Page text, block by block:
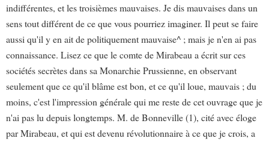
indifférentes, et les troisièmes mauvaises. Je dis mauvaises dans un
sens tout différent de ce que vous pourriez imaginer. Il peut se faire
aussi qu'il y en ait de politiquement mauvaise^ ; mais je n'en ai pas
connaissance. Lisez ce que le comte de Mirabeau a écrit sur ces
sociétés secrètes dans sa Monarchie Prussienne, en observant
seulement que ce qu'il blâme est bon, et ce qu'il loue, mauvais ; du
moins, c'est l'impression générale qui me reste de cet ouvrage que je
n'ai pas lu depuis longtemps. M. de Bonneville (1), cité avec éloge
par Mirabeau, et qui est devenu révolutionnaire à ce que je crois, a